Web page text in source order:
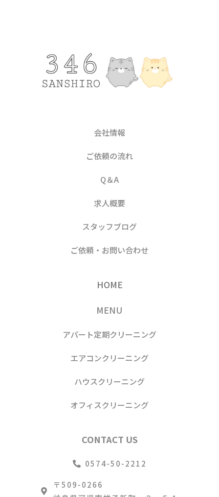
会社情報
ご依頼の流れ
Q＆A
求人概要
スタッフブログ
ご依頼・お問い合わせ
HOME
MENU
アパート定期クリーニング
エアコンクリーニング
ハウスクリーニング
オフィスクリーニング
CONTACT US
0574-50-2212
〒509-0266